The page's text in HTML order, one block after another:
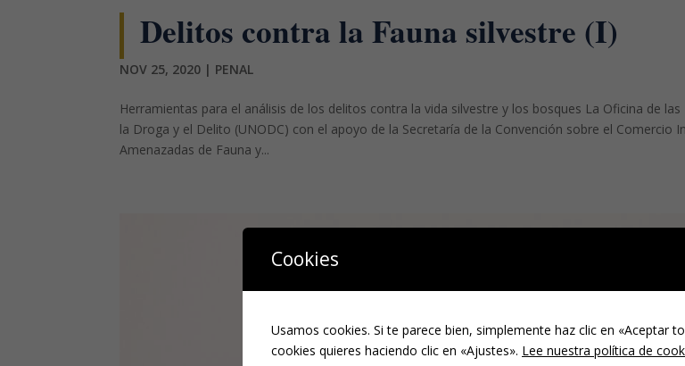
Delitos contra la Fauna silvestre (I)
NOV 25, 2020 | PENAL
Herramientas para el análisis de los delitos contra la vida silvestre y los bosques La Oficina de
la Droga y el Delito (UNODC) con el apoyo de la Secretaría de la Convención sobre el Comercio
Amenazadas de Fauna y...
Cookies
Usamos cookies. Si te parece bien, simplemente haz clic en «Aceptar
cookies quieres haciendo clic en «Ajustes». Lee nuestra política de